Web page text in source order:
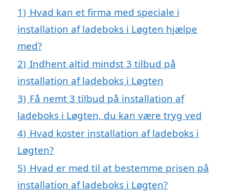
1) Hvad kan et firma med speciale i
installation af ladeboks i Løgten hjælpe
med?
2) Indhent altid mindst 3 tilbud på
installation af ladeboks i Løgten
3) Få nemt 3 tilbud på installation af
ladeboks i Løgten, du kan være tryg ved
4) Hvad koster installation af ladeboks i
Løgten?
5) Hvad er med til at bestemme prisen på
installation af ladeboks i Løgten?